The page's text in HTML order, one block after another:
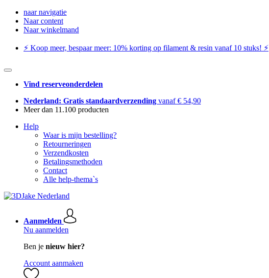
naar navigatie
Naar content
Naar winkelmand
⚡️ Koop meer, bespaar meer: ​​10% korting op filament & resin vanaf 10 stuks! ⚡️
Vind reserveonderdelen
Nederland: Gratis standaardverzending vanaf € 54,90
Meer dan 11.100 producten
Help
Waar is mijn bestelling?
Retourneringen
Verzendkosten
Betalingsmethoden
Contact
Alle help-thema`s
Aanmelden
Nu aanmelden
Ben je nieuw hier?
Account aanmaken